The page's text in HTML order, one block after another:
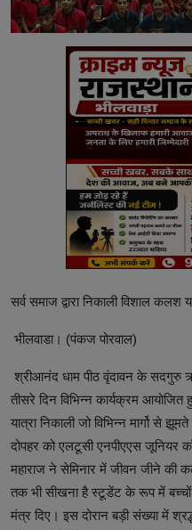
सर्व समाज द्वारा निकाली विशाल कलश
भीलवाडा। (पंकज पोरवाल)
श्रीआनंद धाम पीठ वृंदावन के सदगुरु
तीसरे दिन विभिन्न कार्यक्रम आयोजित
यात्रा निकाली जो विभिन्न मार्गो से
दोपहर को एलटूसी एनपीएएस जूनियर
महाराज ने सेमिनार में जीवन जीने की
तक भी सीखना है स्टूडेंट के रूप में बच्चों
मंत्र दिए। इस दोरान बड़ी संख्या में